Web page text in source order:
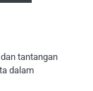
tantangan
dalam